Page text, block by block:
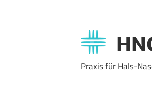
springen
Praxis für Hals-